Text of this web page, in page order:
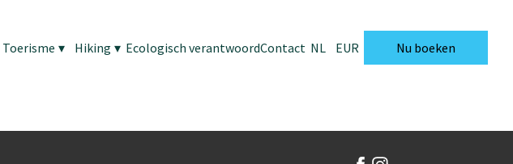
Toerisme ▾ Hiking ▾ Ecologisch verantwoordContact NL EUR Nu boeken